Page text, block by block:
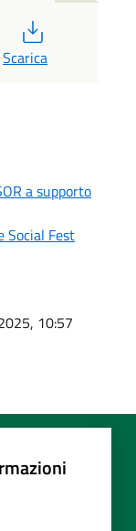
Scarica
a supporto
Social Fest
10:57